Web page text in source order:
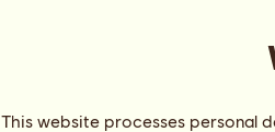
This website processes personal